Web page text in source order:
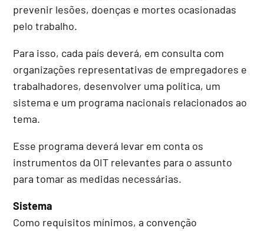
prevenir lesões, doenças e mortes ocasionadas
pelo trabalho.
Para isso, cada país deverá, em consulta com
organizações representativas de empregadores e
trabalhadores, desenvolver uma política, um
sistema e um programa nacionais relacionados ao
tema.
Esse programa deverá levar em conta os
instrumentos da OIT relevantes para o assunto
para tomar as medidas necessárias.
Sistema
Como requisitos mínimos, a convenção